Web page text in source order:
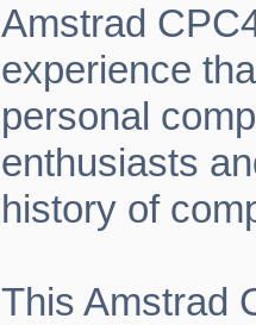
Amstrad
experience
personal
enthusiasts
history of
This Amstrad